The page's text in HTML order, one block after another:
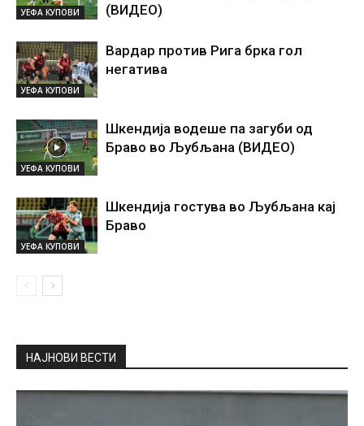
УЕФА КУПОВИ
(ВИДЕО)
УЕФА КУПОВИ
Вардар против Рига брка гол
негатива
УЕФА КУПОВИ
Шкендија водеше па загуби од
Браво во Љубљана (ВИДЕО)
УЕФА КУПОВИ
Шкендија гостува во Љубљана кај
Браво
НАЈНОВИ ВЕСТИ